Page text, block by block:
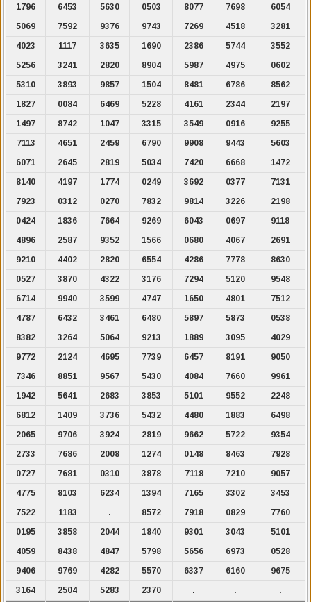
1796
6453 5630 0503 8077 7698
6054
5069
7592 9376 9743 7269 4518
3281
4023
1117 3635 1690 2386 5744
3552
5256
3241 2820 8904 5987 4975
0602
5310
3893 9857 1504 8481 6786
8562
1827
0084 6469 5228 4161 2344
2197
1497
8742 1047 3315 3549 0916
9255
7113
4651 2459 6790 9908 9443
5603
6071
2645 2819 5034 7420 6668
1472
8140
4197 1774 0249 3692 0377
7131
7923
0312 0270 7832 9814 3226
2198
0424
1836 7664 9269 6043 0697
9118
4896
2587 9352 1566 0680 4067
2691
9210
4402 2820 6554 4286 7778
8630
0527
3870 4322 3176 7294 5120
9548
6714
9940 3599 4747 1650 4801
7512
4787
6432 3461 6480 5897 5873
0538
8382
3264 5064 9213 1889 3095
4029
9772
2124 4695 7739 6457 8191
9050
7346
8851 9567 5430 4084 7660
9961
1942
5641 2683 3853 5101 9552
2248
6812
1409 3736 5432 4480 1883
6498
2065
9706 3924 2819 9662 5722
9354
2733
7686 2008 1274 0148 8463
7928
0727
7681 0310 3878 7118 7210
9057
4775
8103 6234 1394 7165 3302
3453
7522
1183 . 8572 7918 0829
7760
0195
3858 2044 1840 9301 3043
5101
4059
8438 4847 5798 5656 6973
0528
9406
9769 4282 5570 6337 6160
9675
3164
2504 5283 2370 . . .